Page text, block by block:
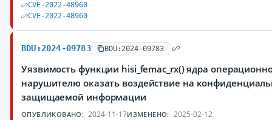
CVE-2022-48960
CVE-2022-48960
BDU:2024-09783 BDU:2024-09783
Уязвимость функции hisi_femac_rx() ядра
нарушителю оказать воздействие на
защищаемой информации
ОПУБЛИКОВАНО: 2024-11-17ИЗМЕНЕНО: 2025-02-12